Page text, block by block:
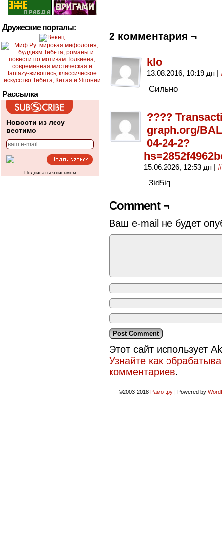
Дружеские порталы:
Рассылка
Новости из лесу
вестимо
Подписаться письмом
2 комментария ¬
klo
13.08.2016, 10:19 дп |
Сильно
????
graph.org/
04-24-2?
15.06.2026, 12:53 дп | #
3id5iq
Comment ¬
Ваш e-mail не будет
Этот сайт использует
Узнайте как
комментариев.
©2003-2018 Рамот.ру | Powered by